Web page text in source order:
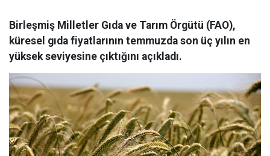
Birleşmiş Milletler Gıda ve Tarım Örgütü (FAO),
küresel gıda fiyatlarının temmuzda son üç yılın en
yüksek seviyesine çıktığını açıkladı.